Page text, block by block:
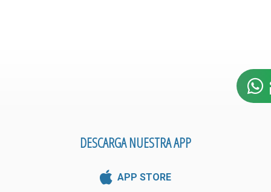
DESCARGA NUESTRA APP
APP STORE